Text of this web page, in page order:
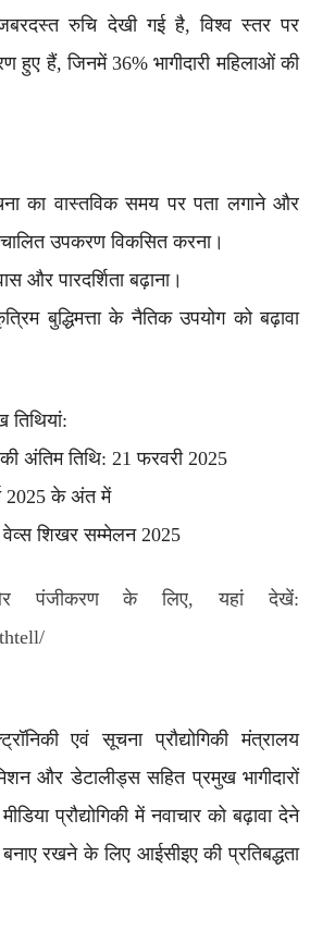
रुचि देखी गई है, विश्व स्तर पर
हैं, जिनमें 36% भागीदारी महिलाओं की
का वास्तविक समय पर पता लगाने और
उपकरण विकसित करना।
और पारदर्शिता बढ़ाना।
बुद्धिमत्ता के नैतिक उपयोग को बढ़ावा
अंतिम तिथि: 21 फरवरी 2025
2025 के अंत में
वेव्स शिखर सम्मेलन 2025
और पंजीकरण के लिए, यहां देखें:
एवं सूचना प्रौद्योगिकी मंत्रालय
और डेटालीड्स सहित प्रमुख भागीदारों
प्रौद्योगिकी में नवाचार को बढ़ावा देने
रखने के लिए आईसीइए की प्रतिबद्धता